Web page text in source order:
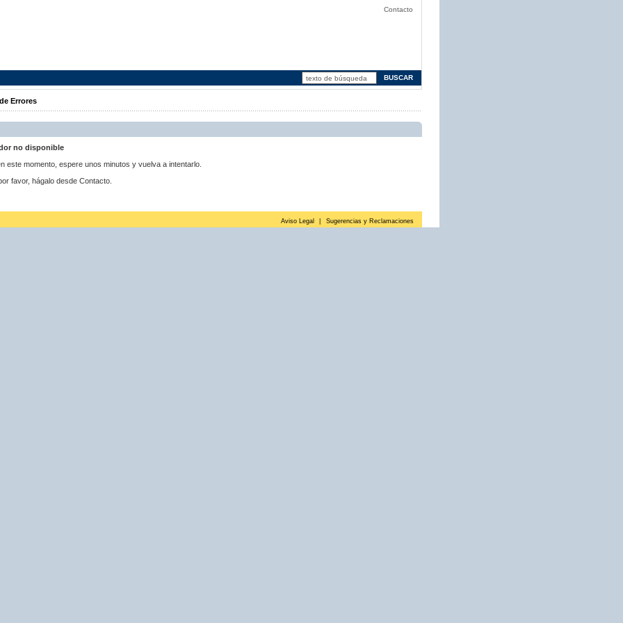
Contacto
Errores
no disponible
este momento, espere unos minutos y vuelva a intentarlo.
favor, hágalo desde Contacto.
Aviso Legal Sugerencias y Reclamaciones